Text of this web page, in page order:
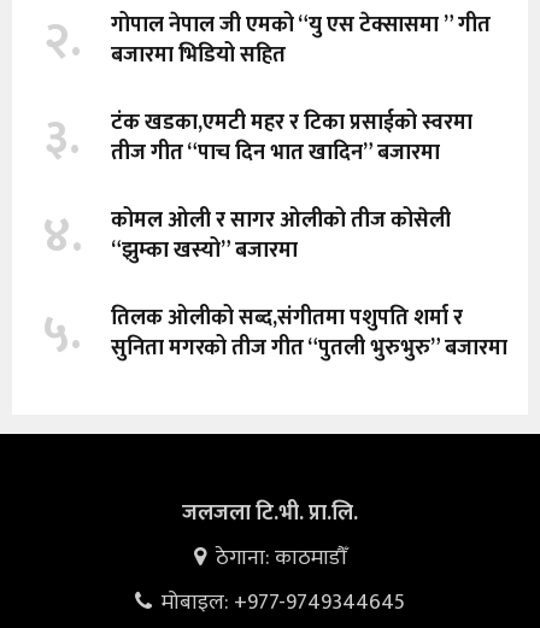
२.
गोपाल नेपाल जी एमको “यु एस टेक्सासमा ” गीत
बजारमा भिडियो सहित
३.
टंक खडका,एमटी महर र टिका प्रसाईको स्वरमा
तीज गीत “पाच दिन भात खादिन” बजारमा
४.
कोमल ओली र सागर ओलीको तीज कोसेली
“झुम्का खस्यो” बजारमा
५.
तिलक ओलीको सब्द,संगीतमा पशुपति शर्मा र
सुनिता मगरको तीज गीत “पुतली भुरुभुरु” बजारमा
जलजला टि.भी. प्रा.लि.
ठेगाना: काठमाडौँ
मोबाइल: +977-9749344645